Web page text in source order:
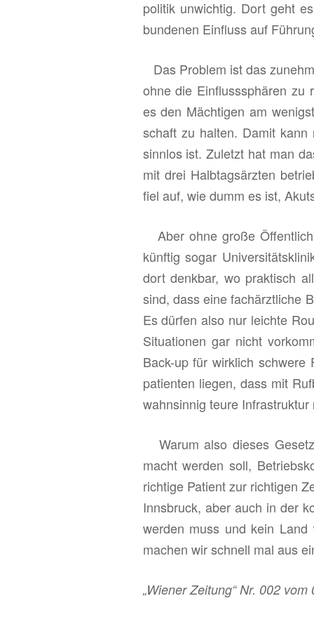
po­li­tik un­wich­tig. Dort geht
bun­de­nen Ein­fluss auf
Das Pro­blem ist das
ohne die Ein­fluss­sphä­ren zu
es den Mäch­ti­gen am
schaft zu hal­ten. Damit
sinn­los ist. Zu­letzt hat man
mit drei Halb­tags­ärz­ten
fiel auf, wie dumm es ist,
Aber ohne große
künf­tig sogar
dort denk­bar, wo prak­tisch
sind, dass eine fach­ärzt­li­che
Es dür­fen also nur leich­te
Si­tua­tio­nen gar nicht
Back-up für wirk­lich
pa­ti­en­ten lie­gen, dass mit
wahn­sin­nig teure
Warum also die­ses
macht wer­den soll,
rich­ti­ge Pa­ti­ent zur rich­ti­gen
Inns­bruck, aber auch in der
wer­den muss und kein
ma­chen wir schnell mal aus
„Wie­ner Zei­tung“ Nr. 002